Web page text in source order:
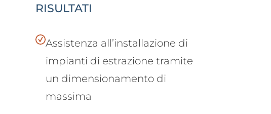
RISULTATI
Assistenza all’installazione di
impianti di estrazione tramite
un dimensionamento di
massima